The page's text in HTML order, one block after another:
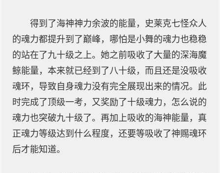
得到了海神神力余波的能量，史莱克七怪众人
的魂力都提升到了巅峰，哪怕是小舞的魂力也稳稳
的站在了九十级之上。她之前吸收了大量的深海魔
鲸能量，本来就已经到了八十级，而且还是没吸收
魂环，导致自身魂力没有完全展现出来的情况。此
时完成了顶级一考，又奖励了十级魂力，怎么说的
魂力也突破九十级了。再加上吸收的海神能量，真
正魂力等级达到什么程度，还要等吸收了神赐魂环
后才能知道。